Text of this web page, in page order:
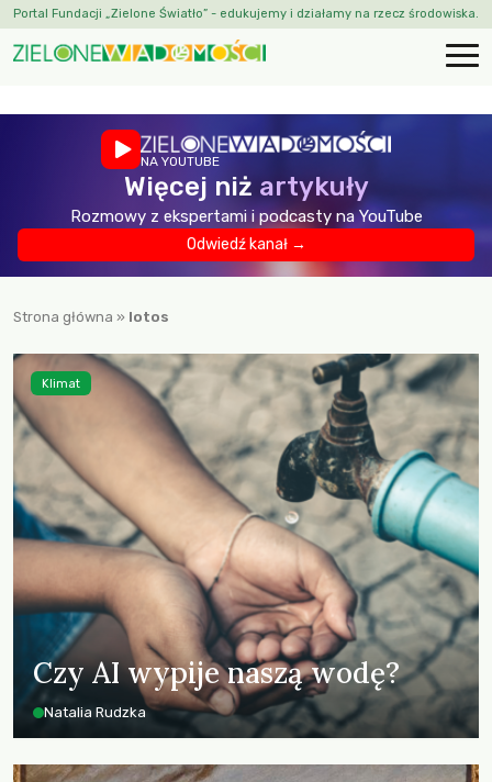
Portal Fundacji „Zielone Światło” - edukujemy i działamy na rzecz środowiska.
NA YOUTUBE
Więcej niż artykuły
Rozmowy z ekspertami i podcasty na YouTube
Odwiedź kanał →
Strona główna » lotos
Czy AI wypije naszą wodę?
Natalia Rudzka
Klimat